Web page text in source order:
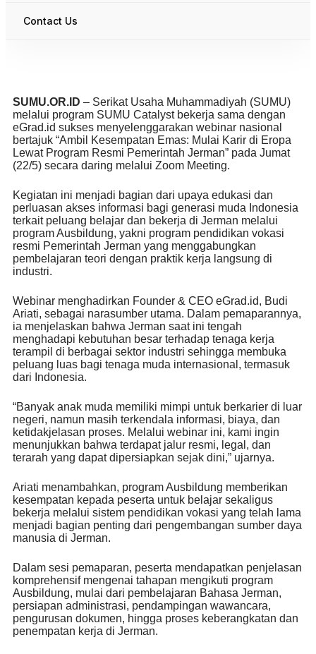
Contact Us
SUMU.OR.ID – Serikat Usaha Muhammadiyah (SUMU)
melalui program SUMU Catalyst bekerja sama dengan
eGrad.id sukses menyelenggarakan webinar nasional
bertajuk “Ambil Kesempatan Emas: Mulai Karir di Eropa
Lewat Program Resmi Pemerintah Jerman” pada Jumat
(22/5) secara daring melalui Zoom Meeting.
Kegiatan ini menjadi bagian dari upaya edukasi dan
perluasan akses informasi bagi generasi muda Indonesia
terkait peluang belajar dan bekerja di Jerman melalui
program Ausbildung, yakni program pendidikan vokasi
resmi Pemerintah Jerman yang menggabungkan
pembelajaran teori dengan praktik kerja langsung di
industri.
Webinar menghadirkan Founder & CEO eGrad.id, Budi
Ariati, sebagai narasumber utama. Dalam pemaparannya,
ia menjelaskan bahwa Jerman saat ini tengah
menghadapi kebutuhan besar terhadap tenaga kerja
terampil di berbagai sektor industri sehingga membuka
peluang luas bagi tenaga muda internasional, termasuk
dari Indonesia.
“Banyak anak muda memiliki mimpi untuk berkarier di luar
negeri, namun masih terkendala informasi, biaya, dan
ketidakjelasan proses. Melalui webinar ini, kami ingin
menunjukkan bahwa terdapat jalur resmi, legal, dan
terarah yang dapat dipersiapkan sejak dini,” ujarnya.
Ariati menambahkan, program Ausbildung memberikan
kesempatan kepada peserta untuk belajar sekaligus
bekerja melalui sistem pendidikan vokasi yang telah lama
menjadi bagian penting dari pengembangan sumber daya
manusia di Jerman.
Dalam sesi pemaparan, peserta mendapatkan penjelasan
komprehensif mengenai tahapan mengikuti program
Ausbildung, mulai dari pembelajaran Bahasa Jerman,
persiapan administrasi, pendampingan wawancara,
pengurusan dokumen, hingga proses keberangkatan dan
penempatan kerja di Jerman.